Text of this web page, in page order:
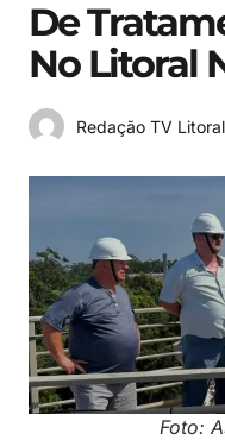
De
No Litoral
Redação TV Litoral
Foto: